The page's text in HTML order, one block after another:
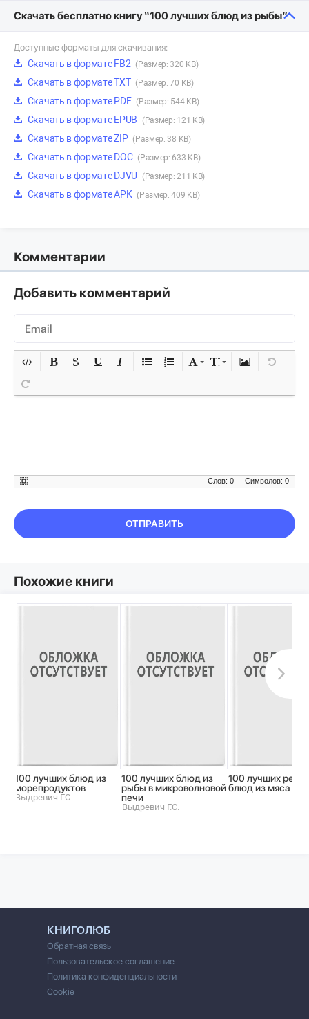
Скачать бесплатно книгу “100 лучших блюд из рыбы”
Доступные форматы для скачивания:
Скачать в формате FB2 (Размер: 320 KB)
Скачать в формате TXT (Размер: 70 KB)
Скачать в формате PDF (Размер: 544 KB)
Скачать в формате EPUB (Размер: 121 KB)
Скачать в формате ZIP (Размер: 38 KB)
Скачать в формате DOC (Размер: 633 KB)
Скачать в формате DJVU (Размер: 211 KB)
Скачать в формате APK (Размер: 409 KB)
Комментарии
Добавить комментарий
Символов: 0
Слов: 0
ОТПРАВИТЬ
Похожие книги
100 лучших блюд из
морепродуктов
Выдревич Г.С.
100 лучших блюд из
рыбы в микроволновой
печи
Выдревич Г.С.
100 лучших
блюд из мяса и
КНИГОЛЮБ
Обратная связь
Пользовательское соглашение
Политика конфиденциальности
Cookie